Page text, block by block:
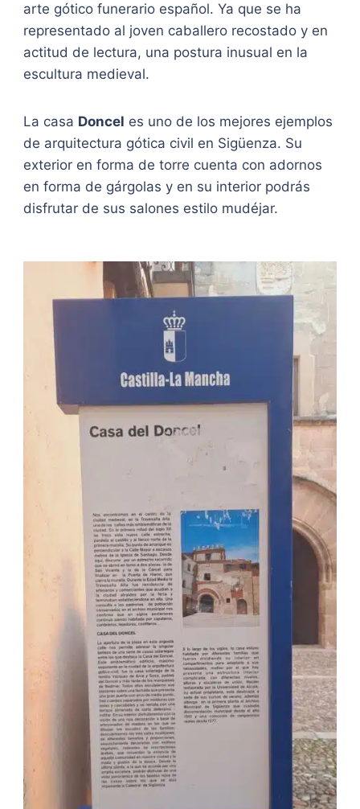
arte gótico funerario español. Ya que se ha
representado al joven caballero recostado y en
actitud de lectura, una postura inusual en la
escultura medieval.
La casa Doncel es uno de los mejores ejemplos
de arquitectura gótica civil en Sigüenza. Su
exterior en forma de torre cuenta con adornos
en forma de gárgolas y en su interior podrás
disfrutar de sus salones estilo mudéjar.